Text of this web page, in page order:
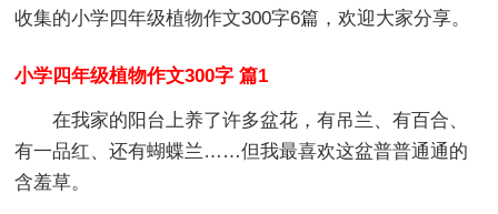
收集的小学四年级植物作文300字6篇，欢迎大家分享。
小学四年级植物作文300字 篇1
在我家的阳台上养了许多盆花，有吊兰、有百合、
有一品红、还有蝴蝶兰……但我最喜欢这盆普普通通的
含羞草。